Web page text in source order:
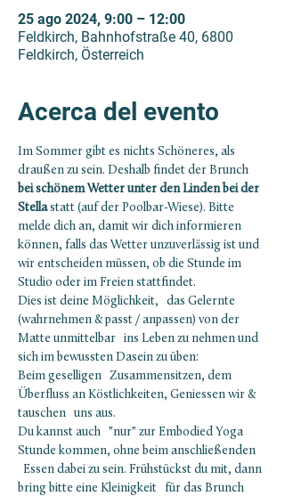
25 ago 2024, 9:00 – 12:00
Feldkirch, Bahnhofstraße 40, 6800
Feldkirch, Österreich
Acerca del evento
Im Sommer gibt es nichts Schöneres, als
draußen zu sein. Deshalb findet der Brunch
bei schönem Wetter unter den Linden bei der
Stella statt (auf der Poolbar-Wiese). Bitte
melde dich an, damit wir dich informieren
können, falls das Wetter unzuverlässig ist und
wir entscheiden müssen, ob die Stunde im
Studio oder im Freien stattfindet.
Dies ist deine Möglichkeit,   das Gelernte
(wahrnehmen & passt / anpassen) von der
Matte unmittelbar   ins Leben zu nehmen und
sich im bewussten Dasein zu üben:
Beim geselligen   Zusammensitzen, dem
Überfluss an Köstlichkeiten, Geniessen wir &
tauschen   uns aus.
Du kannst auch   "nur" zur Embodied Yoga
Stunde kommen, ohne beim anschließenden
Essen dabei zu sein. Frühstückst du mit, dann
bring bitte eine Kleinigkeit   für das Brunch